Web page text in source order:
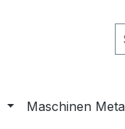
Maschinen